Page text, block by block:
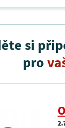
si
pro